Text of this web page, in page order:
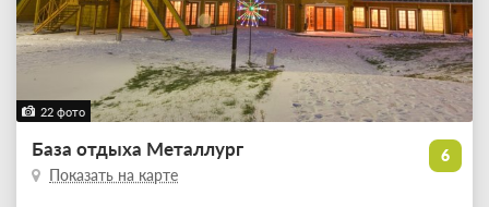
22 фото
6
База отдыха Металлург
Показать на карте